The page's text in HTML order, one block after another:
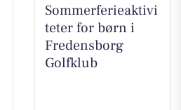
Sommerferieaktivi
teter for børn i
Fredensborg
Golfklub